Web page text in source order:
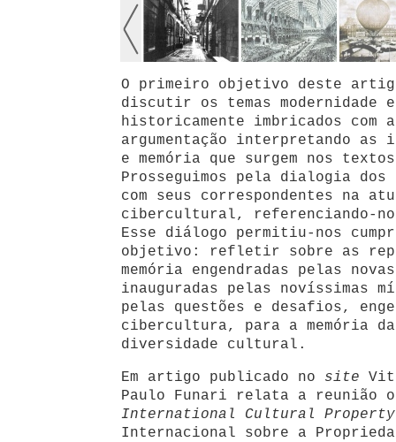
O primeiro objetivo deste
discutir os temas modernidade
historicamente imbricados com
argumentação interpretando as
e memória que surgem nos
Prosseguimos pela dialogia dos
com seus correspondentes na
cibercultural, referenciando-nos
Esse diálogo permitiu-nos
objetivo: refletir sobre as
memória engendradas pelas
inauguradas pelas novíssimas
pelas questões e desafios,
cibercultura, para a memória
diversidade cultural.
Em artigo publicado no site
Paulo Funari relata a reunião
International Cultural
Internacional sobre a